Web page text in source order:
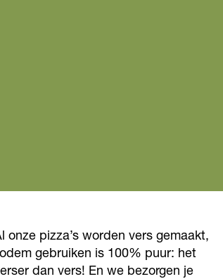
pizza’s worden vers gemaakt,
gebruiken is 100% puur: het
dan vers! En we bezorgen je